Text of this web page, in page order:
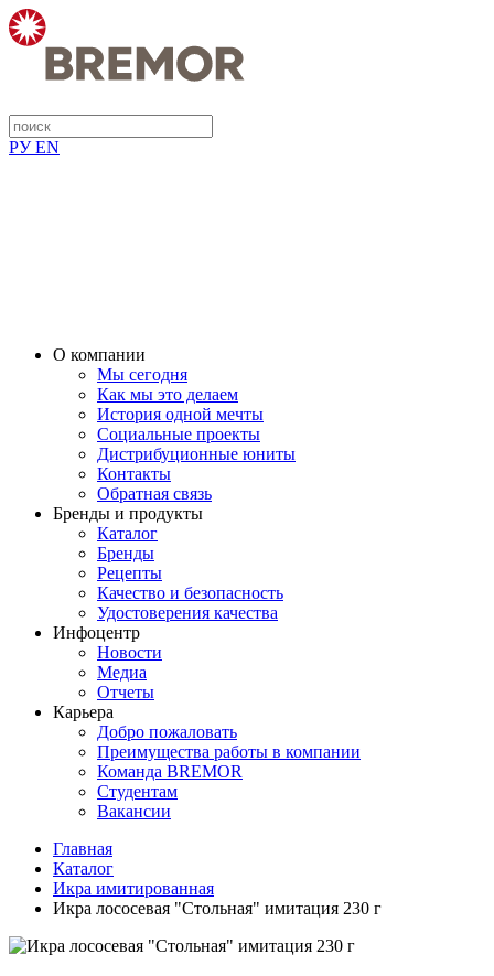
РУ EN
О компании
Мы сегодня
Как мы это делаем
История одной мечты
Социальные проекты
Дистрибуционные юниты
Контакты
Обратная связь
Бренды и продукты
Каталог
Бренды
Рецепты
Качество и безопасность
Удостоверения качества
Инфоцентр
Новости
Медиа
Отчеты
Карьера
Добро пожаловать
Преимущества работы в компании
Команда BREMOR
Студентам
Вакансии
Главная
Каталог
Икра имитированная
Икра лососевая "Стольная" имитация 230 г